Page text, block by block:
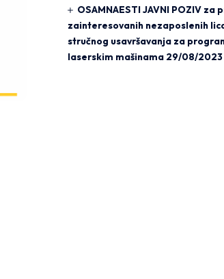
OSAMNAESTI JAVNI POZIV za
zainteresovanih nezaposlenih
stručnog usavršavanja za
laserskim mašinama 29/08/2023